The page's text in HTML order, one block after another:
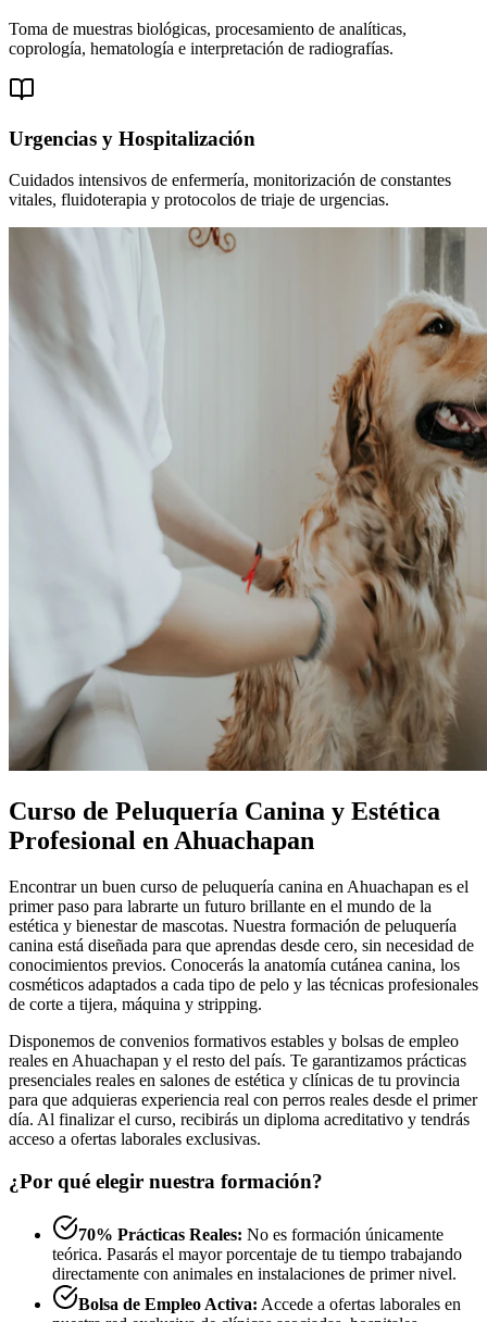
Toma de muestras biológicas, procesamiento de analíticas,
coprología, hematología e interpretación de radiografías.
Urgencias y Hospitalización
Cuidados intensivos de enfermería, monitorización de constantes
vitales, fluidoterapia y protocolos de triaje de urgencias.
Curso de Peluquería Canina y Estética
Profesional en Ahuachapan
Encontrar un buen curso de peluquería canina en Ahuachapan es el
primer paso para labrarte un futuro brillante en el mundo de la
estética y bienestar de mascotas. Nuestra formación de peluquería
canina está diseñada para que aprendas desde cero, sin necesidad de
conocimientos previos. Conocerás la anatomía cutánea canina, los
cosméticos adaptados a cada tipo de pelo y las técnicas profesionales
de corte a tijera, máquina y stripping.
Disponemos de convenios formativos estables y bolsas de empleo
reales en Ahuachapan y el resto del país. Te garantizamos prácticas
presenciales reales en salones de estética y clínicas de tu provincia
para que adquieras experiencia real con perros reales desde el primer
día. Al finalizar el curso, recibirás un diploma acreditativo y tendrás
acceso a ofertas laborales exclusivas.
¿Por qué elegir nuestra formación?
70% Prácticas Reales: No es formación únicamente
teórica. Pasarás el mayor porcentaje de tu tiempo trabajando
directamente con animales en instalaciones de primer nivel.
Bolsa de Empleo Activa: Accede a ofertas laborales en